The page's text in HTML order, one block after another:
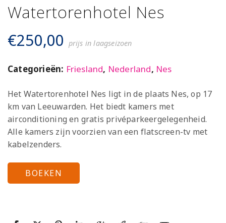
Watertorenhotel Nes
€250,00 prijs in laagseizoen
Categorieën: Friesland, Nederland, Nes
Het Watertorenhotel Nes ligt in de plaats Nes, op 17
km van Leeuwarden. Het biedt kamers met
airconditioning en gratis privéparkeergelegenheid.
Alle kamers zijn voorzien van een flatscreen-tv met
kabelzenders.
BOEKEN